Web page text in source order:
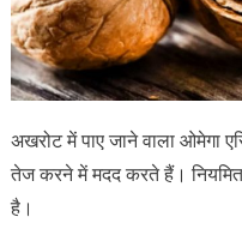
अखरोट में पाए जाने वाला ओमेगा
तेज करने में मदद करते हैं।
है।